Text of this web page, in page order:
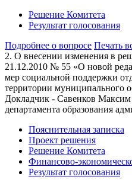
Решение Комитета
Результат голосования
Подробнее о вопросе Печать
2. О внесении изменения в
21.12.2010 № 55 «О новой
мер социальной поддержки
территории муниципального
Докладчик - Савенков Максим
департамента образования
Пояснительная записка
Проект решения
Решение Комитета
Финансово-
Результат голосования